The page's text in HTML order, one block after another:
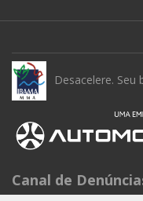
Desacelere. Seu
Canal de